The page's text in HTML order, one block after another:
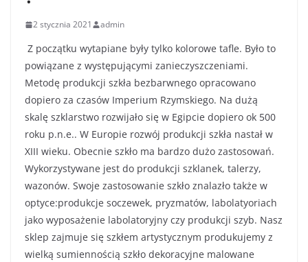
2 stycznia 2021 admin
Z początku wytapiane były tylko kolorowe tafle. Było to
powiązane z występującymi zanieczyszczeniami.
Metodę produkcji szkła bezbarwnego opracowano
dopiero za czasów Imperium Rzymskiego. Na dużą
skalę szklarstwo rozwijało się w Egipcie dopiero ok 500
roku p.n.e.. W Europie rozwój produkcji szkła nastał w
XIII wieku. Obecnie szkło ma bardzo dużo zastosowań.
Wykorzystywane jest do produkcji szklanek, talerzy,
wazonów. Swoje zastosowanie szkło znalazło także w
optyce:produkcje soczewek, pryzmatów, labolatyoriach
jako wyposażenie labolatoryjny czy produkcji szyb. Nasz
sklep zajmuje się szkłem artystycznym produkujemy z
wielką sumiennością szkło dekoracyjne malowane